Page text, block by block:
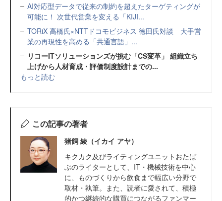
AI対応型データで従来の制約を超えたターゲティングが
可能に！ 次世代営業を変える「KIJI...
TORiX 高橋氏×NTTドコモビジネス 徳田氏対談 大手営
業の再現性を高める「共通言語」...
リコーITソリューションズが挑む「CS変革」 組織立ち
上げから人材育成・評価制度設計までの...
もっと読む
この記事の著者
猪飼 綾（イカイ アヤ）
キクカク及びライティングユニットおたば
ぶのライターとして、IT・機械技術を中心
に、ものづくりから飲食まで幅広い分野で
取材・執筆。また、読者に愛されて、積極
的かつ継続的な購買につながるファンマー